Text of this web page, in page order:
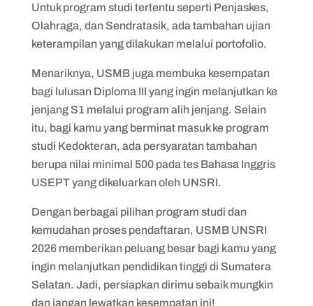
Untuk program studi tertentu seperti Penjaskes,
Olahraga, dan Sendratasik, ada tambahan ujian
keterampilan yang dilakukan melalui portofolio.
Menariknya, USMB juga membuka kesempatan
bagi lulusan Diploma III yang ingin melanjutkan ke
jenjang S1 melalui program alih jenjang. Selain
itu, bagi kamu yang berminat masuk ke program
studi Kedokteran, ada persyaratan tambahan
berupa nilai minimal 500 pada tes Bahasa Inggris
USEPT yang dikeluarkan oleh UNSRI.
Dengan berbagai pilihan program studi dan
kemudahan proses pendaftaran, USMB UNSRI
2026 memberikan peluang besar bagi kamu yang
ingin melanjutkan pendidikan tinggi di Sumatera
Selatan. Jadi, persiapkan dirimu sebaik mungkin
dan jangan lewatkan kesempatan ini!